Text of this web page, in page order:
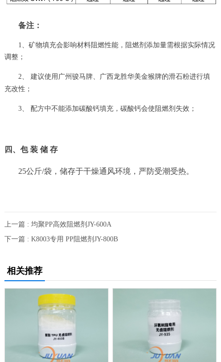
备注：
1、矿物填充会影响材料阻燃性能，阻燃剂添加量需根据实际情况
调整；
2、
建议使用广州骏马牌、广西龙胜华美金猴牌的滑石粉进行填
充改性；
3、 配方中不能添加碳酸钙填充，碳酸钙会使阻燃剂失效；
四、包 装 储 存
25公斤/袋，储存于干燥通风环境，严防受潮受热。
上一篇 : 均聚PP高效阻燃剂JY-600A
下一篇 : K8003专用 PP阻燃剂JY-800B
相关推荐